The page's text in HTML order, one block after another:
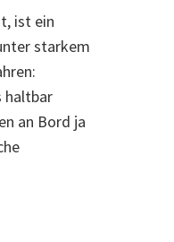
ist ein
starkem
haltbar
an Bord ja